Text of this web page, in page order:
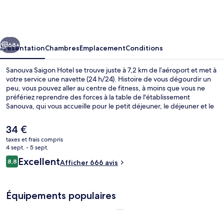
Suivant
68+
PrésentationChambresEmplacementConditions
Sanouva Saigon Hotel se trouve juste à 7,2 km de l’aéroport et met à
votre service une navette (24 h/24). Histoire de vous dégourdir un
peu, vous pouvez aller au centre de fitness, à moins que vous ne
préfériez reprendre des forces à la table de l'établissement
Sanouva, qui vous accueille pour le petit déjeuner, le déjeuner et le
Tao Dan et Centre commercial Takashimaya Vietnam se trouvent par
ailleurs à moins de 10 minutes à pied. Les autres voyageurs ne disent
que du bien en ce qui concerne le personnel attentionné.
L'hébergement se situe à une très courte distance à pied des
transports publics : Station de métro Ben Thanh se trouve à 5 min et
Station de métro Opera House, à 10 min.
Le
prix
actuel
est
de
34 €
taxes et frais compris
4 sept. - 5 sept.
Avis
voyageurs
8,88,8 sur 10
ExcellentAfficher 666 avis
Équipements populaires